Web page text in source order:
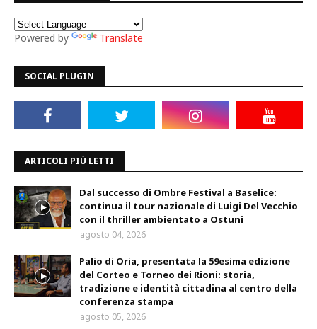
Powered by Translate
SOCIAL PLUGIN
ARTICOLI PIÙ LETTI
Dal successo di Ombre Festival a Baselice:
continua il tour nazionale di Luigi Del Vecchio
con il thriller ambientato a Ostuni
agosto 04, 2026
Palio di Oria, presentata la 59esima edizione
del Corteo e Torneo dei Rioni: storia,
tradizione e identità cittadina al centro della
conferenza stampa
agosto 05, 2026